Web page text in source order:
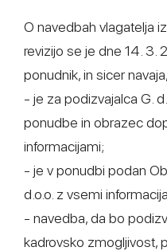
O navedbah vlagatelja
revizijo se je dne 14. 3.
ponudnik, in sicer
- je za podizvajalca G.
ponudbe in obrazec
informacijami;
- je v ponudbi podan
d.o.o. z vsemi
- navedba, da bo
kadrovsko zmogljivost,